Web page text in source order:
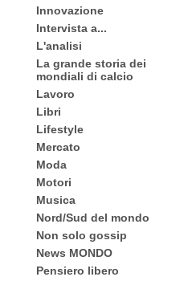
Innovazione
Intervista a...
L'analisi
La grande storia dei
mondiali di calcio
Lavoro
Libri
Lifestyle
Mercato
Moda
Motori
Musica
Nord/Sud del mondo
Non solo gossip
News MONDO
Pensiero libero